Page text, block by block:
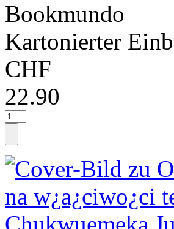
Bookmundo
Kartonierter
CHF
22.90